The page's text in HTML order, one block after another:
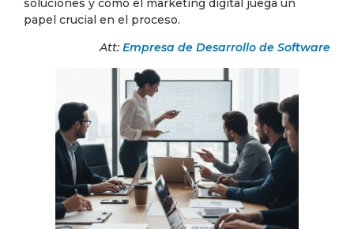
soluciones y cómo el marketing digital juega un
papel crucial en el proceso.
Att: Empresa de Desarrollo de Software